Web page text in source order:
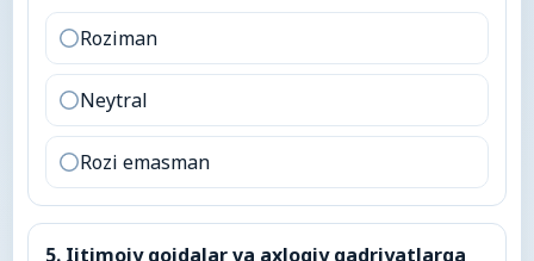
Roziman
Neytral
Rozi emasman
5. Ijtimoiy qoidalar va axloqiy qadriyatlarga ahamiyat
5. Ijtimoiy qoidalar va axloqiy qadriyatlarga